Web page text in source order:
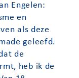
Engelen:
en
als deze
geleefd.
de
heb ik de